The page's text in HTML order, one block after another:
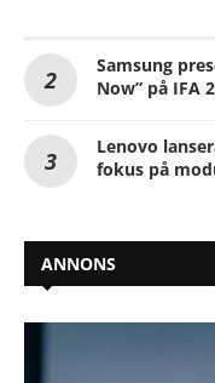
Samsung
Now” på IFA
Lenovo
fokus på
ANNONS